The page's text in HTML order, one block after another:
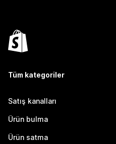
Tüm kategoriler
Satış kanalları
Ürün bulma
Ürün satma